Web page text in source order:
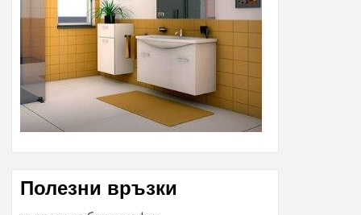
Полезни връзки